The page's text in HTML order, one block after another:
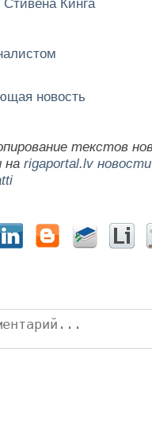
Кинга
новость
текстов
на rigaportal.lv новости